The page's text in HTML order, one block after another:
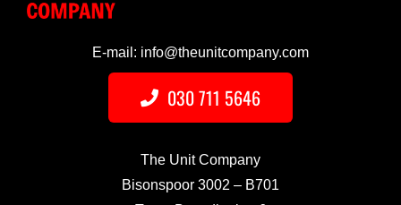
E-mail: info@theunitcompany.com
030 711 5646
The Unit Company
Bisonspoor 3002 – B701